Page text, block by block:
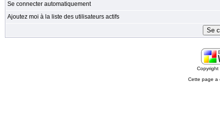
Se connecter automatiquement
Ajoutez moi à la liste des utilisateurs actifs
Cette page a